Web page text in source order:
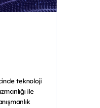
teknoloji
ile